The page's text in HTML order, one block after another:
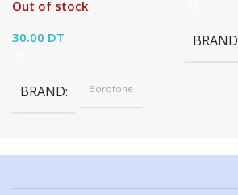
Out of stock
30.00 DT
BRAND Borofone
BRAND